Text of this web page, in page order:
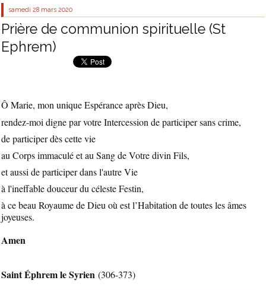
samedi 28 mars 2020
Prière de communion spirituelle (St
Ephrem)
Ô Marie, mon unique Espérance après Dieu,
rendez-moi digne par votre Intercession de participer sans crime,
de participer dès cette vie
au Corps immaculé et au Sang de Votre divin Fils,
et aussi de participer dans l'autre Vie
à l'ineffable douceur du céleste Festin,
à ce beau Royaume de Dieu où est l’Habitation de toutes les âmes
joyeuses.
Amen
Saint Éphrem le Syrien (306-373)